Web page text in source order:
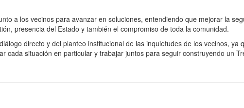
a los vecinos para avanzar en soluciones, entendiendo que mejorar la
presencia del Estado y también el compromiso de toda la comunidad.
directo y del planteo institucional de las inquietudes de los vecinos, ya
cada situación en particular y trabajar juntos para seguir construyendo un